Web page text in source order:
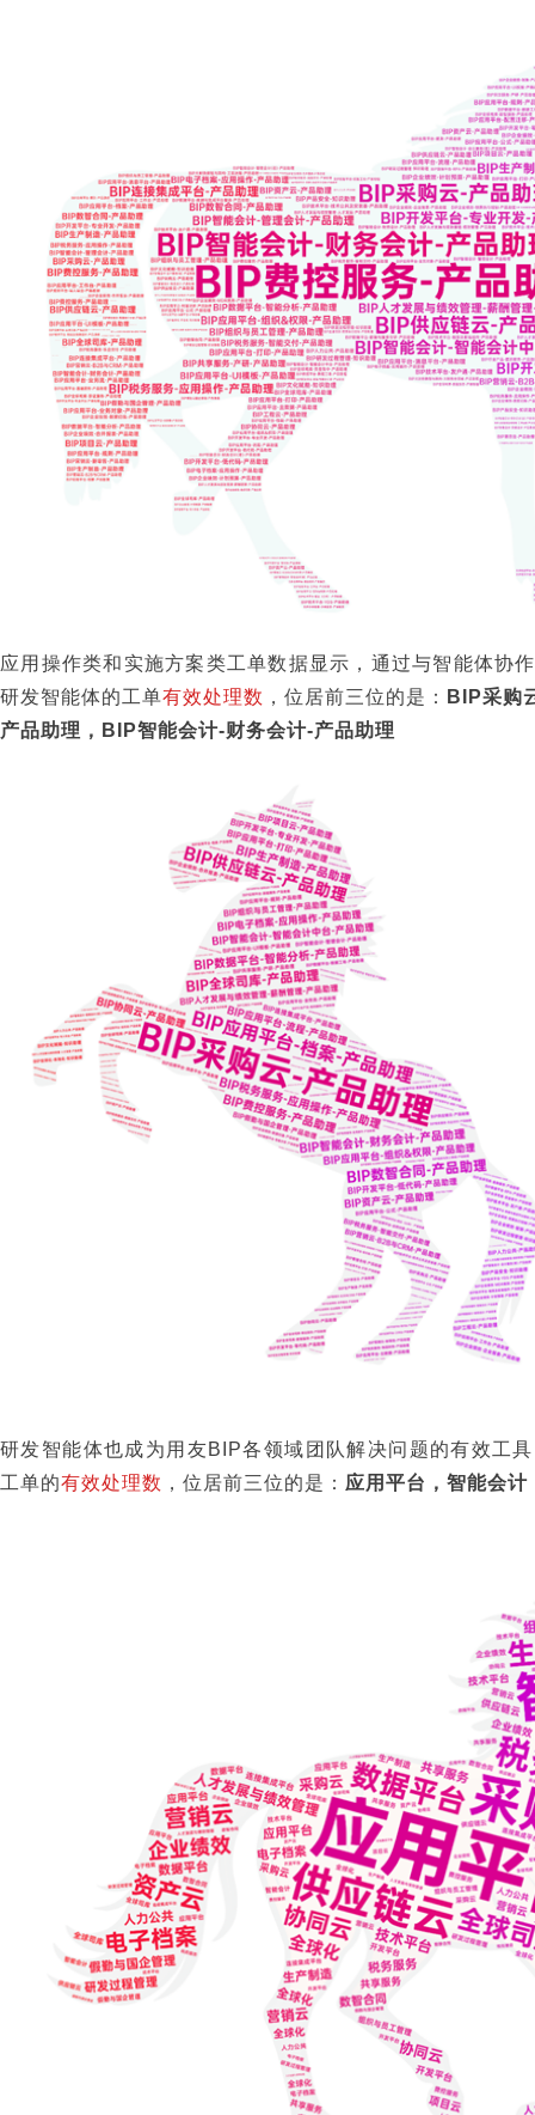
应用操作类和实施方案类工单数据显示，通过与智能体协
研发智能体的工单有效处理数 ，位居前三位的是：
BIP采购
产品助理，BIP智能会计-财务会计-产品助理
研发智能体也成为用友BIP各领域团队解决问题的有效工
工单的有效处理数 ，位居前三位的是： 应用平台，智能会计